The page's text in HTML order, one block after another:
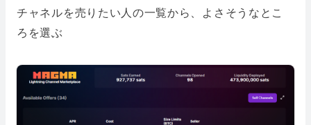
チャネルを売りたい人の一覧から、よさそうなとこ
ろを選ぶ